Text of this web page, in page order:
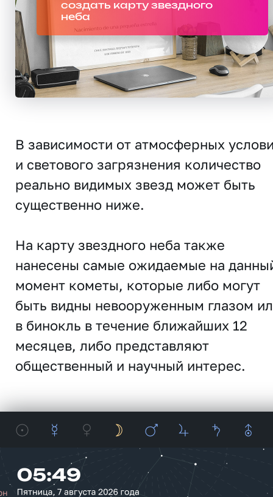
создать карту звездного
неба
В зависимости от атмосферных
и светового загрязнения количество
реально видимых звезд может быть
существенно ниже.
На карту звездного неба также
нанесены самые ожидаемые на
момент кометы, которые либо могут
быть видны невооруженным глазом
в бинокль в течение ближайших 12
месяцев, либо представляют
общественный и научный интерес.